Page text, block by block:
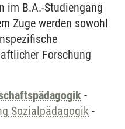
im B.A.-Studiengang
Zuge werden sowohl
Forschung
-
Sozialpädagogik -